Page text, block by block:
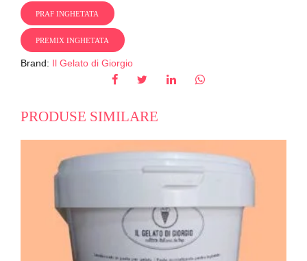
PRAF INGHETATA
PREMIX INGHETATA
Brand: Il Gelato di Giorgio
PRODUSE SIMILARE